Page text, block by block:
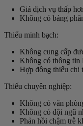
Giá dịch vụ thấp
Không có bảng
Thiếu minh bạch:
Không cung cấp
Không có thông tin
Hợp đồng thiếu chi
Thiếu chuyên nghiệp:
Không có văn
Không có đội ngũ
Phản hồi chậm trễ